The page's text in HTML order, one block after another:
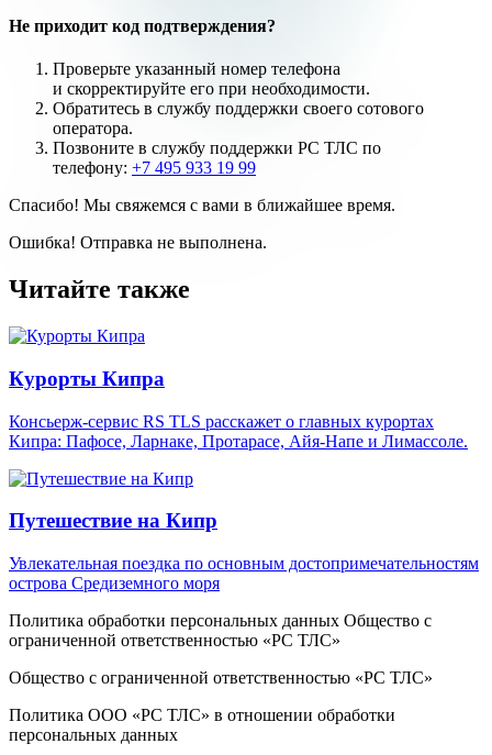
Не приходит код подтверждения?
Проверьте указанный номер телефона
и скорректируйте его при необходимости.
Обратитесь в службу поддержки своего сотового
оператора.
Позвоните в службу поддержки РС ТЛС по
телефону: +7 495 933 19 99
Спасибо! Мы свяжемся с вами в ближайшее время.
Ошибка! Отправка не выполнена.
Читайте также
Курорты Кипра
Консьерж-сервис RS TLS расскажет о главных курортах
Кипра: Пафосе, Ларнаке, Протарасе, Айя-Напе и Лимассоле.
Путешествие на Кипр
Увлекательная поездка по основным достопримечательностям
острова Средиземного моря
Политика обработки персональных данных Общество с
ограниченной ответственностью «PC ТЛС»
Общество с ограниченной ответственностью «PC ТЛС»
Политика ООО «PC ТЛС» в отношении обработки
персональных данных